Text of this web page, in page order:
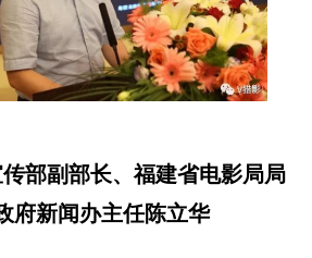
部副部长、福建省电影局局
府新闻办主任陈立华